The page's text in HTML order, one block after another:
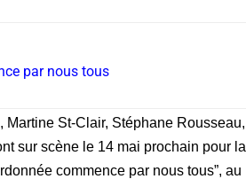
par nous tous
St-Clair, Stéphane Rousseau,
sur scène le 14 mai prochain pour la
commence par nous tous”, au